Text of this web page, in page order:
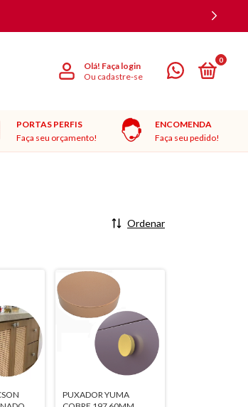
Olá! Faça login
Ou cadastre-se
0
PORTAS PERFIS
Faça seu orçamento!
ENCOMENDA
Faça seu pedido!
Ordenar
PUXADOR YUMA